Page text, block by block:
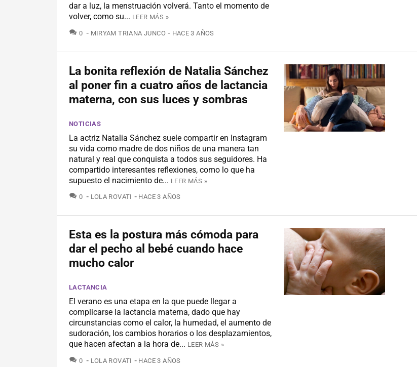
dar a luz, la menstruación volverá. Tanto el momento de
volver, como su... LEER MÁS »
0 COMENTARIOS
MIRYAM TRIANA JUNCO HACE 3 AÑOS
La bonita reflexión de Natalia Sánchez
al poner fin a cuatro años de lactancia
materna, con sus luces y sombras
NOTICIAS
La actriz Natalia Sánchez suele compartir en Instagram
su vida como madre de dos niños de una manera tan
natural y real que conquista a todos sus seguidores. Ha
compartido interesantes reflexiones, como lo que ha
supuesto el nacimiento de... LEER MÁS »
0 COMENTARIOS
LOLA ROVATI HACE 3 AÑOS
Esta es la postura más cómoda para
dar el pecho al bebé cuando hace
mucho calor
LACTANCIA
El verano es una etapa en la que puede llegar a
complicarse la lactancia materna, dado que hay
circunstancias como el calor, la humedad, el aumento de
sudoración, los cambios horarios o los desplazamientos,
que hacen afectan a la hora de... LEER MÁS »
0 COMENTARIOS
LOLA ROVATI HACE 3 AÑOS